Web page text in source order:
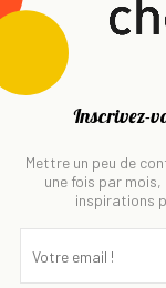
Inscrivez-
Mettre un peu de
une fois par
inspirations